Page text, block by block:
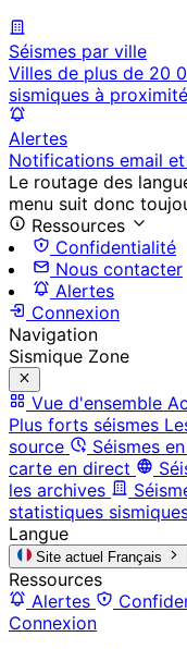
Séismes par ville
Villes de plus de 20
sismiques à
Alertes
Notifications email et
Le routage des
menu suit donc
Ressources
Confidentialité
Nous contacter
Alertes
Connexion
Navigation
Sismique Zone
Vue d'ensemble
Plus forts séismes
source
Séismes
carte en direct
les archives
statistiques
Langue
Site actuel Français
Ressources
Alertes
Connexion